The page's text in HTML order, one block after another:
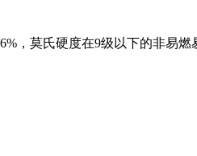
，莫氏硬度在9级以下的非易